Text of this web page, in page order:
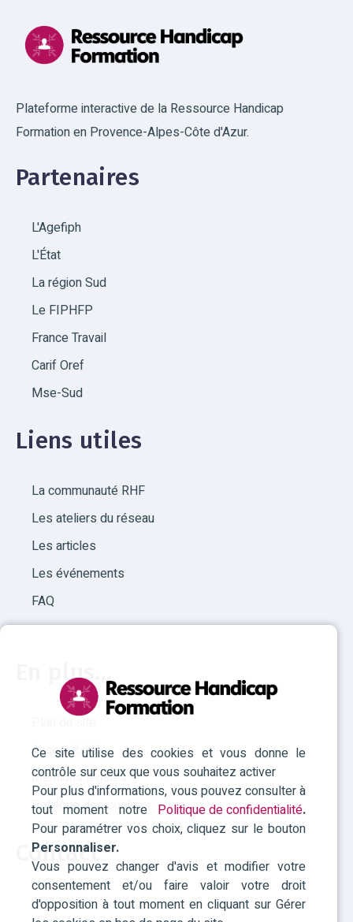
Ce site utilise des cookies et vous donne le
contrôle sur ceux que vous souhaitez activer
Pour plus d'informations, vous pouvez consulter à
tout moment notre Politique de confidentialité.
Pour paramétrer vos choix, cliquez sur le bouton
Personnaliser.
Vous pouvez changer d'avis et modifier votre
consentement et/ou faire valoir votre droit
d'opposition à tout moment en cliquant sur Gérer
Plateforme interactive de la Ressource Handicap
Formation en Provence-Alpes-Côte d'Azur.
Partenaires
L'Agefiph
L'État
La région Sud
Le FIPHFP
France Travail
Carif Oref
Mse-Sud
Liens utiles
La communauté RHF
Les ateliers du réseau
Les articles
Les événements
FAQ
En plus...
Plan du site
Accessibilité
Mentions légales
Politique des cookies
Contact
RHF Paca